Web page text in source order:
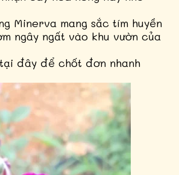
Minerva mang sắc tím huyền
ngây ngất vào khu vườn của
đây để chốt đơn nhanh